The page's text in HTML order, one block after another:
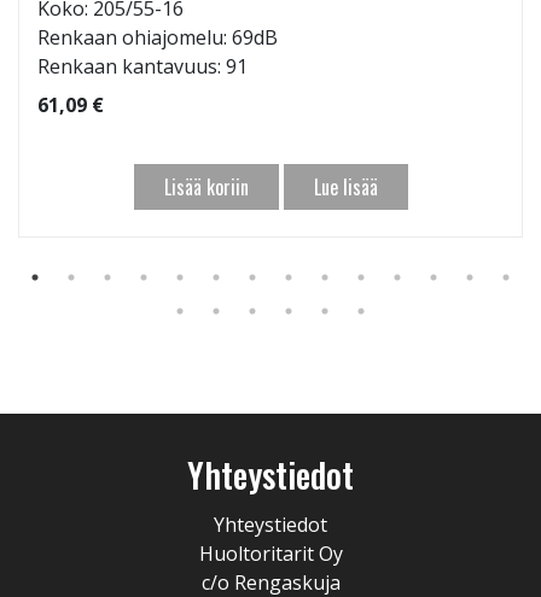
Koko: 205/55-16
Renkaan ohiajomelu: 69dB
Renkaan kantavuus: 91
61,09 €
Lisää koriin Lue lisää
Yhteystiedot
Yhteystiedot
Huoltoritarit Oy
c/o Rengaskuja